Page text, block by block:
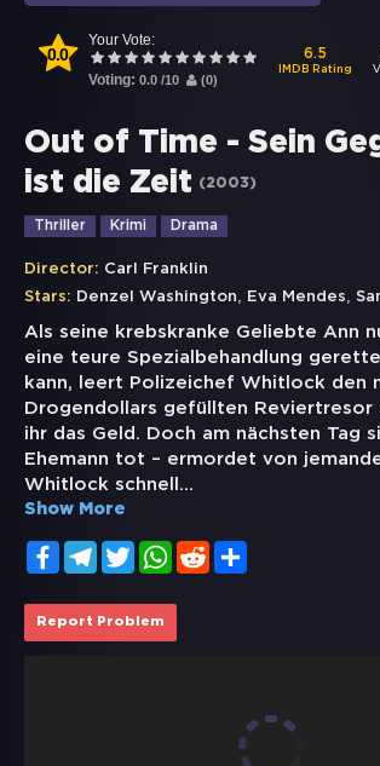
0.0
Your Vote:
Voting: 0.0 /10 (0)
6.5
IMDB Rating
Out of Time - Sein
ist die Zeit
(2003)
Thriller Krimi Drama
Director: Carl Franklin
Stars: Denzel Washington, Eva Mendes,
Als seine krebskranke Geliebte Ann
eine teure Spezialbehandlung
kann, leert Polizeichef Whitlock den
Drogendollars gefüllten Reviertresor
ihr das Geld. Doch am nächsten Tag
Ehemann tot – ermordet von
Whitlock schnell ...
Show More
FacebookTelegramTwitterWhatsApp
Reddit
Report Problem